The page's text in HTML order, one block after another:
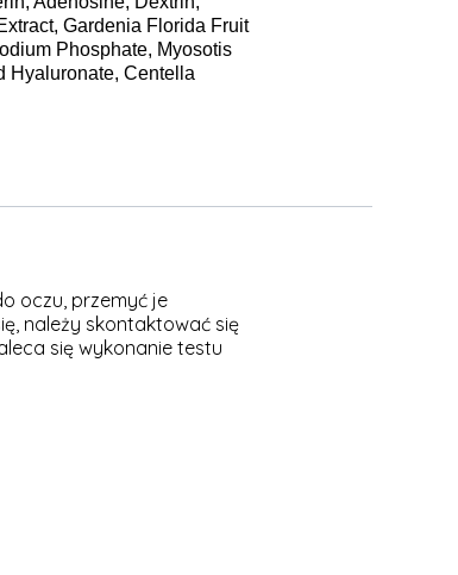
Gardenia Florida Fruit
Phosphate, Myosotis
Hyaluronate, Centella
oczu, przemyć je
należy skontaktować się
się wykonanie testu